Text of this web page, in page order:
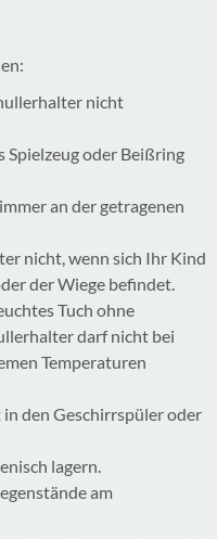
nicht
Spielzeug oder Beißring
an der getragenen
nicht, wenn sich Ihr Kind
der Wiege befindet.
Tuch ohne
darf nicht bei
Temperaturen
den Geschirrspüler oder
lagern.
am